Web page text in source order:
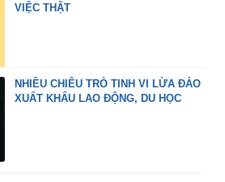
VIỆC THẬT
NHIỀU CHIÊU TRÒ TINH VI LỪA ĐẢO
XUẤT KHẨU LAO ĐỘNG, DU HỌC